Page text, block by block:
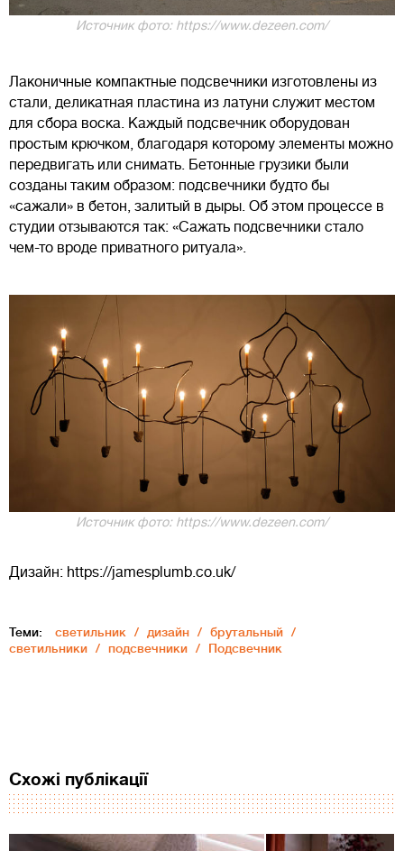
Источник фото: https://www.dezeen.com/
Лаконичные компактные подсвечники изготовлены из
стали, деликатная пластина из латуни служит местом
для сбора воска. Каждый подсвечник оборудован
простым крючком, благодаря которому элементы можно
передвигать или снимать. Бетонные грузики были
созданы таким образом: подсвечники будто бы
«сажали» в бетон, залитый в дыры. Об этом процессе в
студии отзываются так: «Сажать подсвечники стало
чем-то вроде приватного ритуала».
Источник фото: https://www.dezeen.com/
Дизайн: https://jamesplumb.co.uk/
Теми: светильник дизайн
брутальный
светильники
подсвечники Подсвечник
Схожі публікації